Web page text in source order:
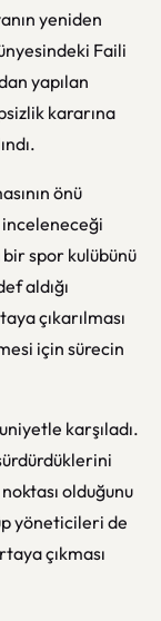
yeniden
Faili
yapılan
kararına
önü
bir spor kulübünü
aldığı
çıkarılması
için sürecin
karşıladı.
olduğunu
yöneticileri de
çıkması